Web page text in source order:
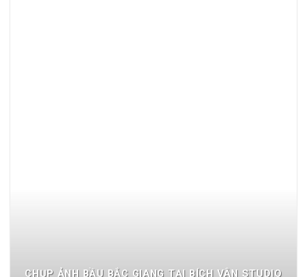
CHỤP ẢNH BẦU BẮC GIANG TẠI BÍCH VÂN STUDIO